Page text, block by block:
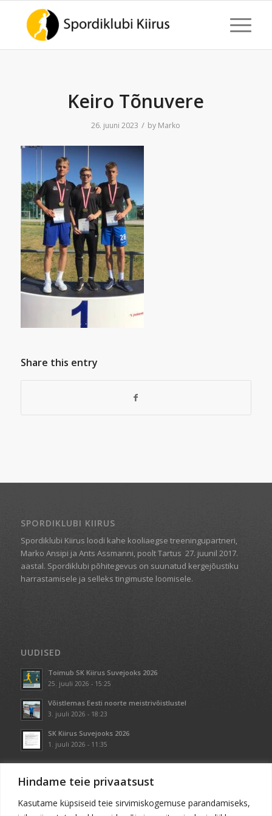
Hindame teie privaatsust
Kasutame küpsiseid teie sirvimiskogemuse parandamiseks,
Keiro Tõnuvere
26. juuni 2023 / by Marko
Share this entry
SPORDIKLUBI KIIRUS
Spordiklubi Kiirus loodi kahe kooliaegse treeningupartneri,
Marko Ansipi ja Ants Assmanni, poolt Tartus 27. juunil 2017.
aastal. Spordiklubi põhitegevus on suunatud kergejõustiku
harrastamisele ja selleks tingimuste loomisele.
UUDISED
Toimub SK Kiirus Suvejooks 2026
25. juuli 2026 - 15:25
Võistlemas Eesti noorte meistrivõistlustel
3. juuli 2026 - 18:23
SK Kiirus Suvejooks 2026
1. juuli 2026 - 11:35
KONTAKT